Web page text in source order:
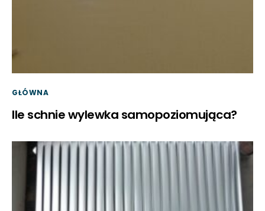
GŁÓWNA
Ile schnie wylewka samopoziomująca?